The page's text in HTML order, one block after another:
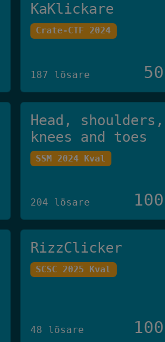
KaKlickare
Crate-CTF 2024
187 lösare 50
Head, shoulders,
knees and toes
SSM 2024 Kval
204 lösare 100
RizzClicker
SCSC 2025 Kval
48 lösare 100